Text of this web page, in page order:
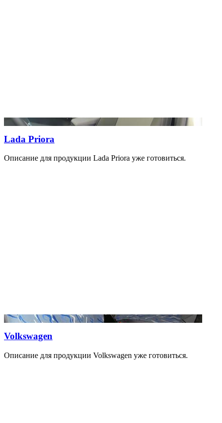
Lada Priora
Описание для продукции Lada Priora уже готовиться.
Volkswagen
Описание для продукции Volkswagen уже готовиться.